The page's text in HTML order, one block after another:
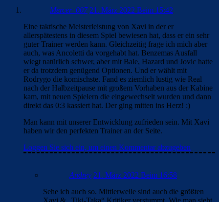
Mercer_007 21. März 2022 Beim 15:42
Eine taktische Meisterleistung von Xavi in der er
allerspätestens in diesem Spiel bewiesen hat, dass er ein sehr
guter Trainer werden kann. Gleichzeitig frage ich mich aber
auch, was Ancoletti da vorgehabt hat. Benzemas Ausfall
wiegt natürlich schwer, aber mit Bale, Hazard und Jovic hatte
er da trotzdem genügend Optionen. Und er wählt mit
Rodrygo die komischste. Fand es ziemlich lustig wie Real
nach der Halbzeitpause mit großem Vorhaben aus der Kabine
kam, mit neuen Spielern die eingewechselt wurden und dann
direkt das 0:3 kassiert hat. Der ging mitten ins Herz! :)
Man kann mit unserer Entwicklung zufrieden sein. Mit Xavi
haben wir den perfekten Trainer an der Seite.
Loggen Sie sich ein, um einen Kommentar abzugeben
Andrey 21. März 2022 Beim 16:58
Sehe ich auch so. Mittlerweile sind auch die größten
Xavi & „Tiki-Taka“ Kritiker verstummt. Wie man sieht,